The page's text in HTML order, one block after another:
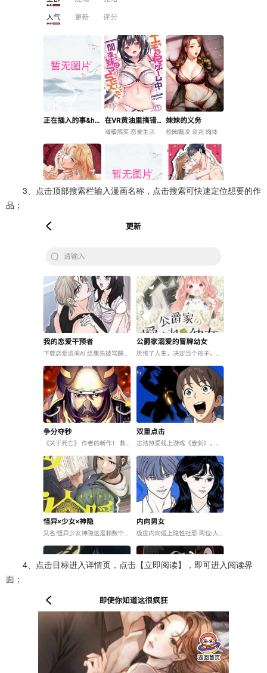
3、点击顶部搜索栏输入漫画名称，点击搜索可快速定位想要的作
品；
4、点击目标进入详情页，点击【立即阅读】，即可进入阅读界
面；